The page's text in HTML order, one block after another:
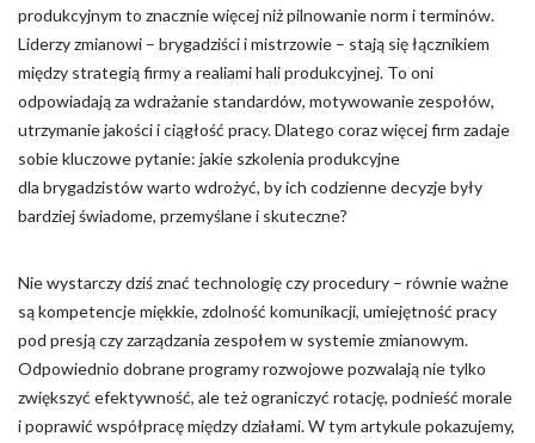
produkcyjnym to znacznie więcej niż pilnowanie norm i terminów.
Liderzy zmianowi – brygadziści i mistrzowie – stają się łącznikiem
między strategią firmy a realiami hali produkcyjnej. To oni
odpowiadają za wdrażanie standardów, motywowanie zespołów,
utrzymanie jakości i ciągłość pracy. Dlatego coraz więcej firm zadaje
sobie kluczowe pytanie: jakie szkolenia produkcyjne
dla brygadzistów warto wdrożyć, by ich codzienne decyzje były
bardziej świadome, przemyślane i skuteczne?
Nie wystarczy dziś znać technologię czy procedury – równie ważne
są kompetencje miękkie, zdolność komunikacji, umiejętność pracy
pod presją czy zarządzania zespołem w systemie zmianowym.
Odpowiednio dobrane programy rozwojowe pozwalają nie tylko
zwiększyć efektywność, ale też ograniczyć rotację, podnieść morale
i poprawić współpracę między działami. W tym artykule pokazujemy,
Zapisz moje preferencje
Akceptuj wszystko